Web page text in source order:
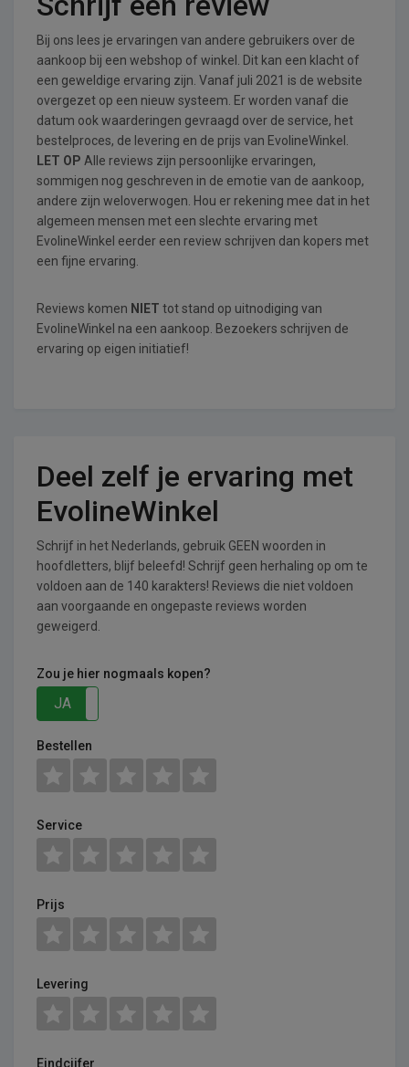
Bij ons lees je ervaringen van andere gebruikers over de
aankoop bij een webshop of winkel. Dit kan een klacht of
een geweldige ervaring zijn. Vanaf juli 2021 is de website
overgezet op een nieuw systeem. Er worden vanaf die
datum ook waarderingen gevraagd over de service, het
bestelproces, de levering en de prijs van EvolineWinkel.
LET OP Alle reviews zijn persoonlijke ervaringen,
sommigen nog geschreven in de emotie van de aankoop,
andere zijn weloverwogen. Hou er rekening mee dat in het
algemeen mensen met een slechte ervaring met
EvolineWinkel eerder een review schrijven dan kopers met
een fijne ervaring.
Reviews komen NIET tot stand op uitnodiging van
EvolineWinkel na een aankoop. Bezoekers schrijven de
ervaring op eigen initiatief!
Deel zelf je ervaring met
EvolineWinkel
Schrijf in het Nederlands, gebruik GEEN woorden in
hoofdletters, blijf beleefd! Schrijf geen herhaling op om te
voldoen aan de 140 karakters! Reviews die niet voldoen
aan voorgaande en ongepaste reviews worden
geweigerd.
Zou je hier nogmaals kopen?
JA
Bestellen
Service
Prijs
Levering
Eindcijfer